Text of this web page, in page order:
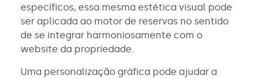
específicos, essa mesma estética visual pode
ser aplicada ao motor de reservas no sentido
de se integrar harmoniosamente com o
website da propriedade.
Uma personalização gráfica pode ajudar a